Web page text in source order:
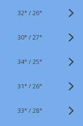
32° /26°
30° /27°
34° /25°
31° /26°
33° /28°